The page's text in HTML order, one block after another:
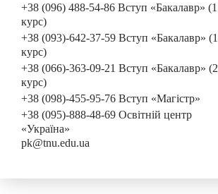
+38 (096) 488-54-86 Вступ «Бакалавр» (1
курс)
+38 (093)-642-37-59 Вступ «Бакалавр» (1
курс)
+38 (066)-363-09-21 Вступ «Бакалавр» (2
курс)
+38 (098)-455-95-76 Вступ «Магістр»
+38 (095)-888-48-69 Освітній центр
«Україна»
pk@tnu.edu.ua